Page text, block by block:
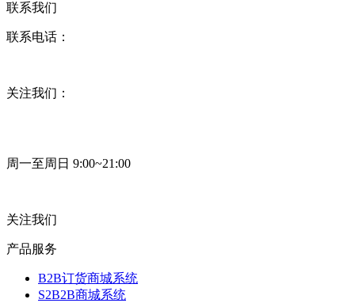
联系我们
联系电话：
关注我们：
周一至周日 9:00~21:00
关注我们
产品服务
B2B订货商城系统
S2B2B商城系统